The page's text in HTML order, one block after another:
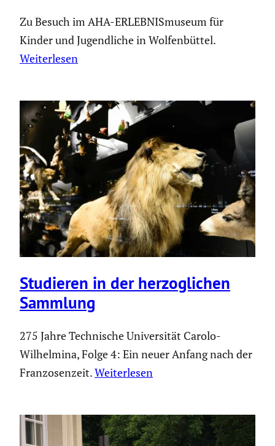
Zu Besuch im AHA-ERLEBNISmuseum für
Kinder und Jugendliche in Wolfenbüttel.
Weiterlesen
Studieren in der herzog­li­chen
Sammlung
275 Jahre Technische Universität Carolo-
Wilhelmina, Folge 4: Ein neuer Anfang nach der
Franzosenzeit.Weiterlesen